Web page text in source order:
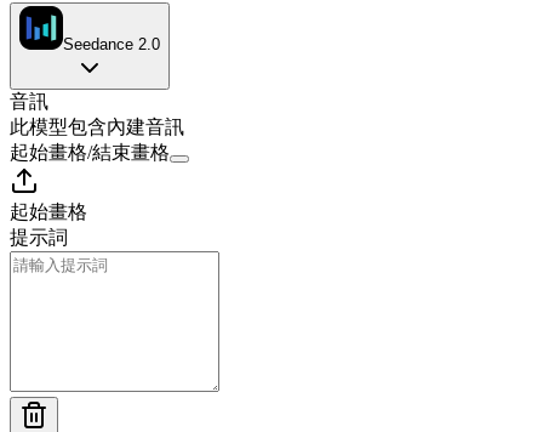
Seedance 2.0
音訊
此模型包含內建音訊
起始畫格/結束畫格
起始畫格
提示詞